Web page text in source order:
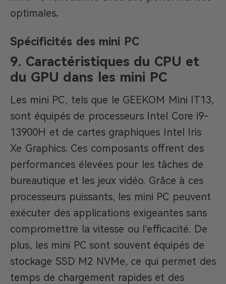
optimales.
Spécificités des mini PC
9. Caractéristiques du CPU et
du GPU dans les mini PC
Les mini PC, tels que le GEEKOM Mini IT13,
sont équipés de processeurs Intel Core i9-
13900H et de cartes graphiques Intel Iris
Xe Graphics. Ces composants offrent des
performances élevées pour les tâches de
bureautique et les jeux vidéo. Grâce à ces
processeurs puissants, les mini PC peuvent
exécuter des applications exigeantes sans
compromettre la vitesse ou l’efficacité. De
plus, les mini PC sont souvent équipés de
stockage SSD M2 NVMe, ce qui permet des
temps de chargement rapides et des